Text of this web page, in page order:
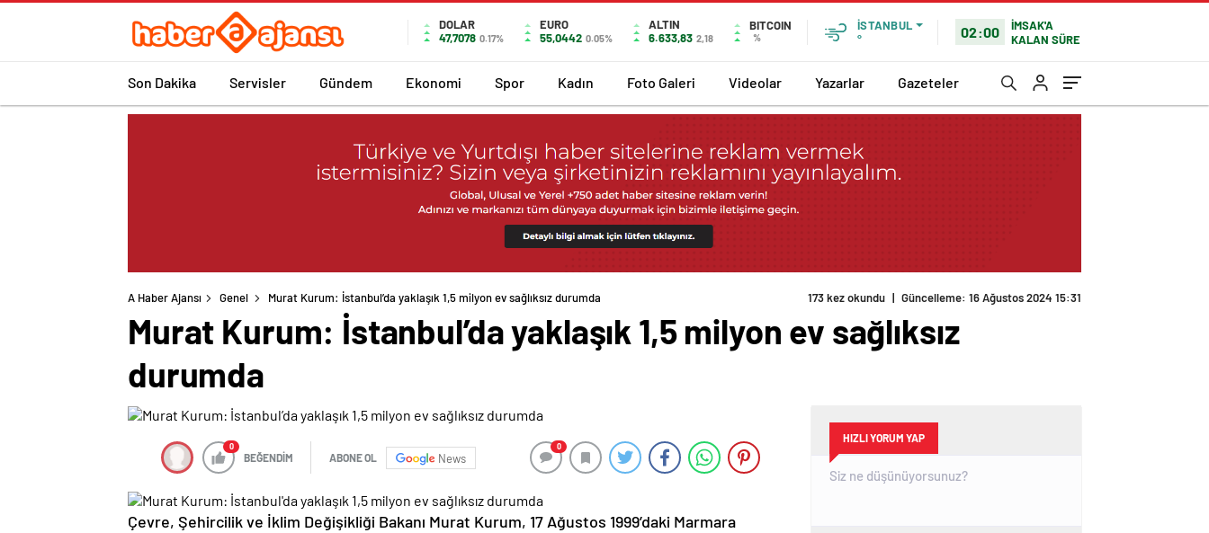
DOLAR
47,7078 0.17%
EURO
55,0442 0.05%
ALTIN
6.633,83 2,18
BITCOIN
%
İSTANBUL
°
02:00
İMSAK'A
KALAN SÜRE
Son Dakika Servisler Gündem Ekonomi Spor Kadın Foto Galeri Videolar Yazarlar Gazeteler
A Haber Ajansı Genel Murat Kurum: İstanbul’da yaklaşık 1,5 milyon ev sağlıksız durumda 173 kez okundu | Güncelleme: 16 Ağustos 2024 15:31
Murat Kurum: İstanbul’da yaklaşık 1,5 milyon ev sağlıksız
durumda
0
BEĞENDİM ABONE OL News
0
Çevre, Şehircilik ve İklim Değişikliği Bakanı Murat Kurum, 17 Ağustos 1999’daki Marmara
HIZLI YORUM YAP